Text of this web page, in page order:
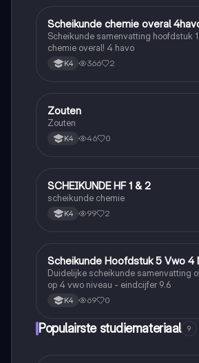
Scheikunde
Scheikunde chemie overal
Scheikunde samenvatting hoofdstuk
chemie overal! 4 havo
K4 366 2
Scheikunde
Zouten
Zouten
K4 46 0
Scheikunde
SCHEIKUNDE HF 1 & 2
scheikunde chemie
K4 99 2
Scheikunde
Scheikunde Hoofdstuk 5 Vwo 4
Duidelijke scheikunde samenvatting
op 4 vwo niveau - eindcijfer 9.6
K4 69 0
Populairste studiemateriaal 9